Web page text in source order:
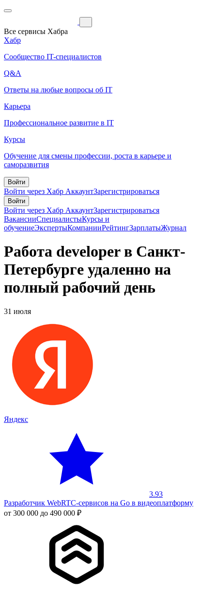
Все сервисы Хабра
Хабр
Сообщество IT-специалистов
Q&A
Ответы на любые вопросы об IT
Карьера
Профессиональное развитие в IT
Курсы
Обучение для смены профессии, роста в карьере и
саморазвития
Войти
Войти через Хабр АккаунтЗарегистрироваться
Войти
Войти через Хабр АккаунтЗарегистрироваться
ВакансииСпециалистыКурсы и
обучениеЭкспертыКомпанииРейтингЗарплатыЖурнал
Работа developer в Санкт-
Петербурге удаленно на
полный рабочий день
31 июля
Яндекс
3.93
Разработчик WebRTC-сервисов на Go в видеоплатформу
от 300 000 до 490 000 ₽